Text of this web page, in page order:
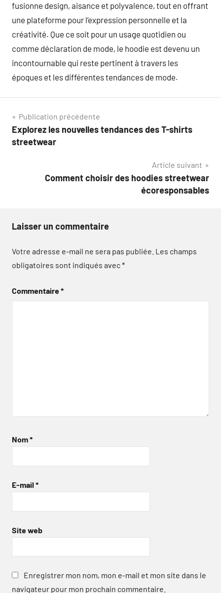
fusionne design, aisance et polyvalence, tout en offrant
une plateforme pour l’expression personnelle et la
créativité. Que ce soit pour un usage quotidien ou
comme déclaration de mode, le hoodie est devenu un
incontournable qui reste pertinent à travers les
époques et les différentes tendances de mode.
Navigation
de
Publication précédente
Explorez les nouvelles tendances des T-shirts
streetwear
Article suivant
Comment choisir des hoodies streetwear
écoresponsables
Laisser un commentaire
Votre adresse e-mail ne sera pas publiée. Les champs
obligatoires sont indiqués avec*
Commentaire*
Nom*
E-mail *
Site web
Enregistrer mon nom, mon e-mail et mon site dans le
navigateur pour mon prochain commentaire.